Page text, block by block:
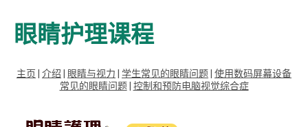
眼睛护理课程
主页 | 介绍 | 眼睛与视力 | 学生常见的眼睛问题| 使用数码屏幕设备
常见的眼睛问题| 控制和预防电脑视觉综合症